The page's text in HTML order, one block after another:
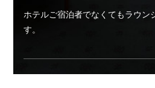
ホテルご宿泊者でなくてもラウン
す。